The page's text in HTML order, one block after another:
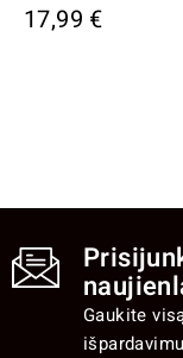
17,99 €
Gaukite